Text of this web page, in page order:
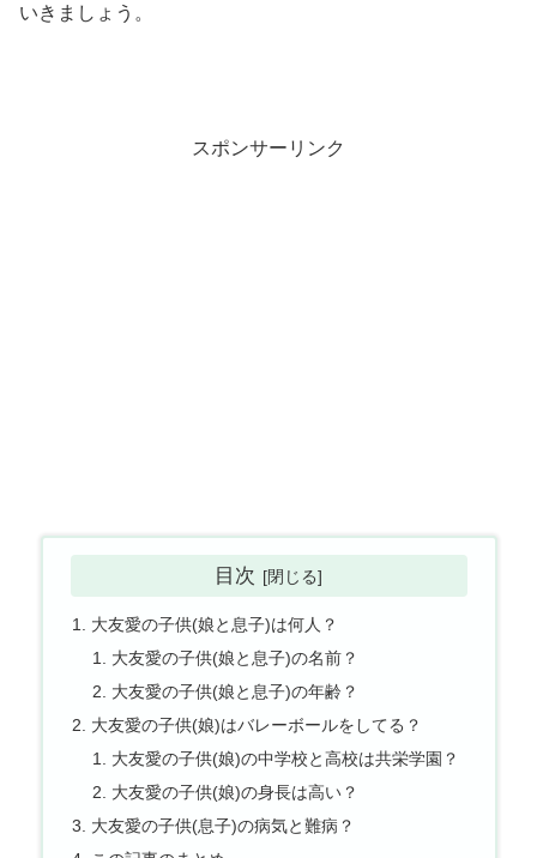
いきましょう。
スポンサーリンク
目次
大友愛の子供(娘と息子)は何人？
大友愛の子供(娘と息子)の名前？
大友愛の子供(娘と息子)の年齢？
大友愛の子供(娘)はバレーボールをしてる？
大友愛の子供(娘)の中学校と高校は共栄学園？
大友愛の子供(娘)の身長は高い？
大友愛の子供(息子)の病気と難病？